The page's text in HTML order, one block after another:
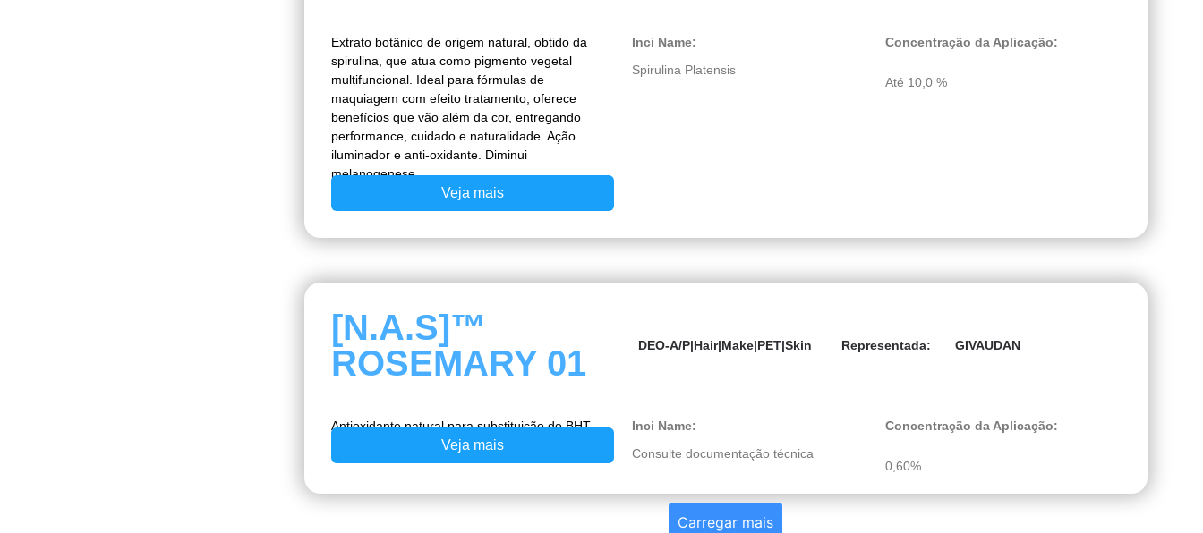
Extrato botânico de origem natural, obtido da
spirulina, que atua como pigmento vegetal
multifuncional. Ideal para fórmulas de
maquiagem com efeito tratamento, oferece
benefícios que vão além da cor, entregando
performance, cuidado e naturalidade. Ação
iluminador e anti-oxidante. Diminui
melanogenese.
Veja mais
Inci Name:
Spirulina Platensis
Concentração da Aplicação:
Até 10,0 %
[N.A.S]™
ROSEMARY 01
DEO-A/P|Hair|Make|PET|Skin Representada: GIVAUDAN
Antioxidante natural para substituição do BHT.
Veja mais
Inci Name:
Consulte documentação técnica
Concentração da Aplicação:
0,60%
Carregar mais